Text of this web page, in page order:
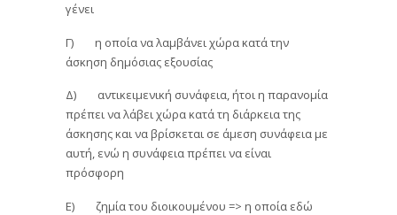
γένει
Γ) η οποία να λαμβάνει χώρα κατά την
άσκηση δημόσιας εξουσίας
Δ) αντικειμενική συνάφεια, ήτοι η παρανομία
πρέπει να λάβει χώρα κατά τη διάρκεια της
άσκησης και να βρίσκεται σε άμεση συνάφεια με
αυτή, ενώ η συνάφεια πρέπει να είναι
πρόσφορη
Ε) ζημία του διοικουμένου => η οποία εδώ